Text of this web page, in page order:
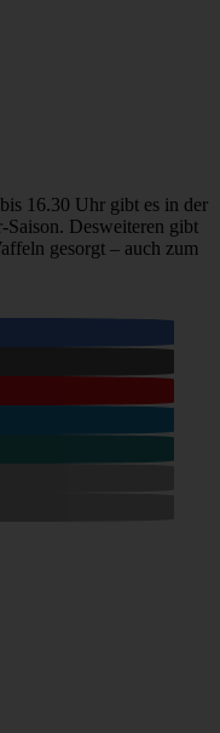
16.30 Uhr gibt es in der
Desweiteren gibt
gesorgt – auch zum